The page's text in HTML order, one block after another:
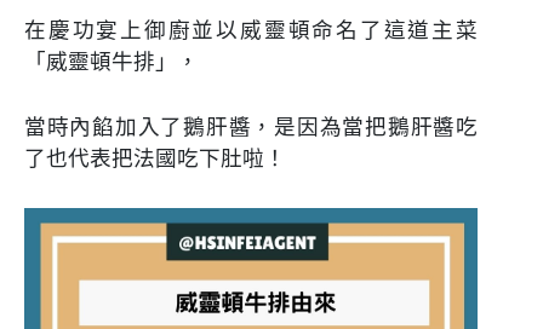
在慶功宴上御廚並以威靈頓命名了這道主菜
「威靈頓牛排」，
當時內餡加入了鵝肝醬，是因為當把鵝肝醬吃
了也代表把法國吃下肚啦！